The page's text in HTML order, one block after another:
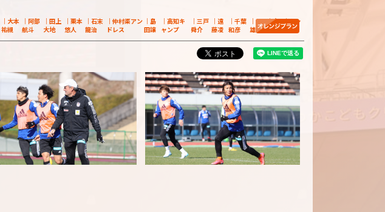
大本
祐槻
阿部
航斗
田上
大地
栗本
悠人
石末
龍治
仲村渠アン
ドレス
島
田譲
高知キ
ャンプ
三戸
舜介
遠
藤凌
千葉
和彦
星
雄次
高
宇洋
キャ
ンプ